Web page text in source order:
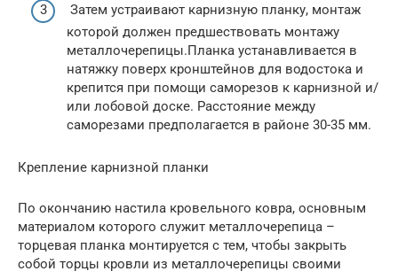
Затем устраивают карнизную планку, монтаж
которой должен предшествовать монтажу
металлочерепицы.Планка устанавливается в
натяжку поверх кронштейнов для водостока и
крепится при помощи саморезов к карнизной и/
или лобовой доске. Расстояние между
саморезами предполагается в районе 30-35 мм.
Крепление карнизной планки
По окончанию настила кровельного ковра, основным
материалом которого служит металлочерепица –
торцевая планка монтируется с тем, чтобы закрыть
собой торцы кровли из металлочерепицы своими